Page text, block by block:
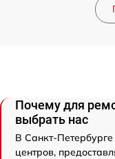
Почему для
выбрать нас
В Санкт-Петербурге
центров,